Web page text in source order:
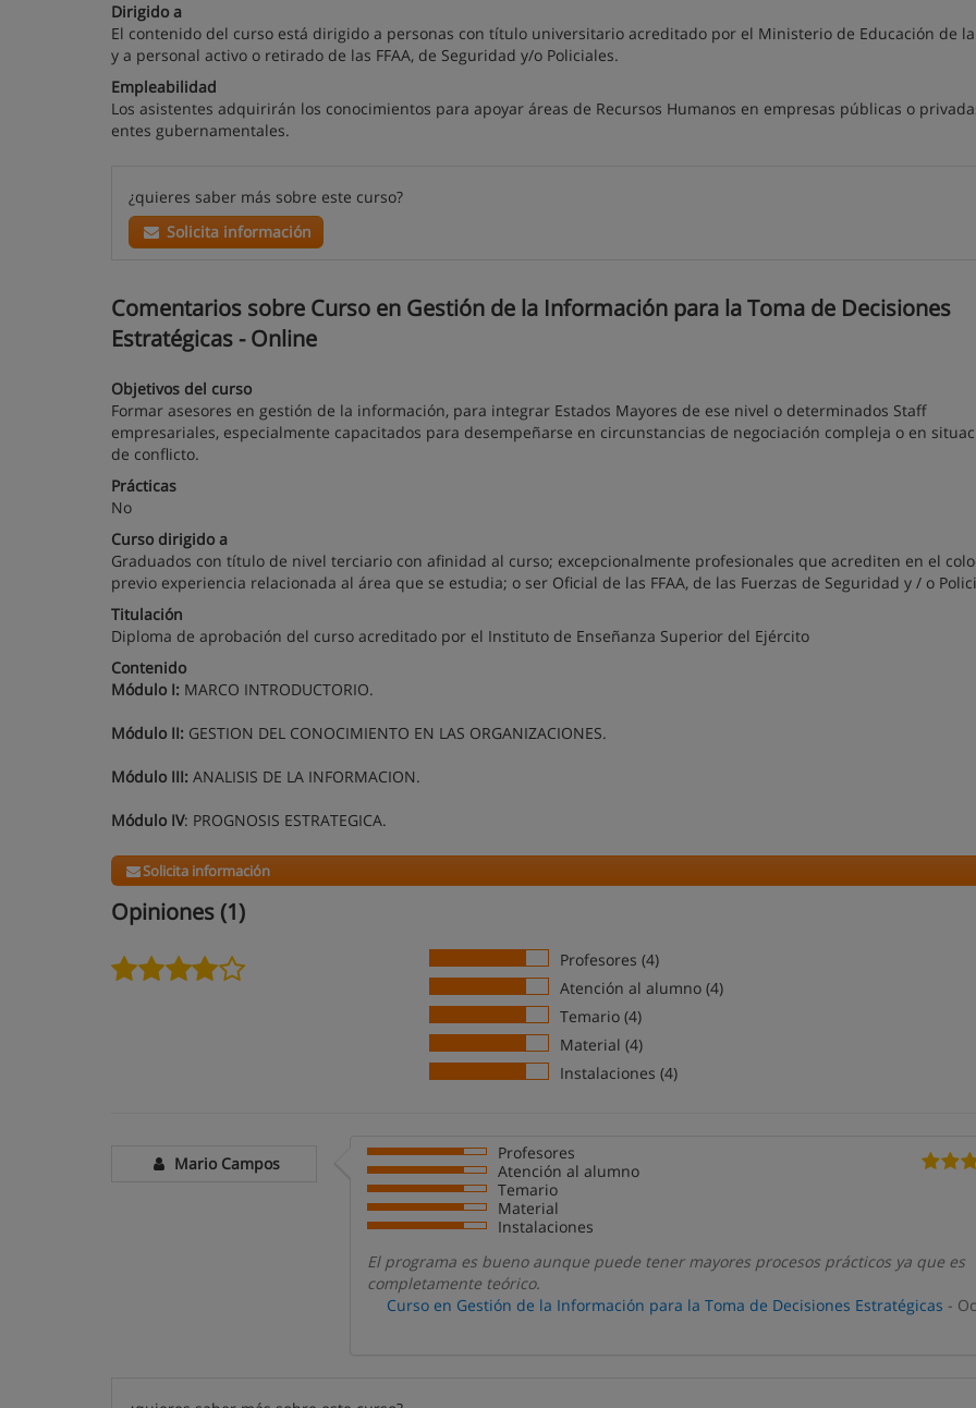
Dirigido a
El contenido del curso está dirigido a personas con título universitario acreditado por el Ministerio de Educación de
y a personal activo o retirado de las FFAA, de Seguridad y/o Policiales.
Empleabilidad
Los asistentes adquirirán los conocimientos para apoyar áreas de Recursos Humanos en empresas públicas o
entes gubernamentales.
¿quieres saber más sobre este curso?
Solicita información
Comentarios sobre Curso en Gestión de la Información para la Toma de Decisiones
Estratégicas - Online
Objetivos del curso
Formar asesores en gestión de la información, para integrar Estados Mayores de ese nivel o determinados Staff
empresariales, especialmente capacitados para desempeñarse en circunstancias de negociación compleja o en
de conflicto.
Prácticas
No
Curso dirigido a
Graduados con título de nivel terciario con afinidad al curso; excepcionalmente profesionales que acrediten en el
previo experiencia relacionada al área que se estudia; o ser Oficial de las FFAA, de las Fuerzas de Seguridad y / o
Titulación
Diploma de aprobación del curso acreditado por el Instituto de Enseñanza Superior del Ejército
Contenido
Módulo I: MARCO INTRODUCTORIO.
Módulo II: GESTION DEL CONOCIMIENTO EN LAS ORGANIZACIONES.
Módulo III: ANALISIS DE LA INFORMACION.
Módulo IV: PROGNOSIS ESTRATEGICA.
Solicita información
Opiniones (1)
Profesores (4)
Atención al alumno (4)
Temario (4)
Material (4)
Instalaciones (4)
Mario Campos
Profesores
Atención al alumno
Temario
Material
Instalaciones
El programa es bueno aunque puede tener mayores procesos prácticos ya que es
completamente teórico.
Curso en Gestión de la Información para la Toma de Decisiones Estratégicas -